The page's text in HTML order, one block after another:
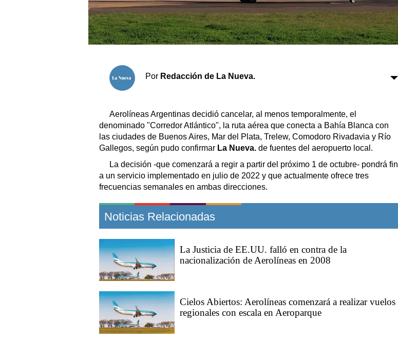
El tiempo
Cartón Lleno
Fúnebres
Horóscopo
Suplementos
Transportes
Loterías
Datos Útiles
Edictos
Teléfonos de urgencia
Por Redacción de La Nueva.
Aerolíneas Argentinas decidió cancelar, al menos temporalmente, el
denominado "Corredor Atlántico", la ruta aérea que conecta a Bahía Blanca con
las ciudades de Buenos Aires, Mar del Plata, Trelew, Comodoro Rivadavia y Río
Gallegos, según pudo confirmar La Nueva. de fuentes del aeropuerto local.
La decisión -que comenzará a regir a partir del próximo 1 de octubre- pondrá fin
a un servicio implementado en julio de 2022 y que actualmente ofrece tres
frecuencias semanales en ambas direcciones.
Noticias Relacionadas
La Justicia de EE.UU. falló en contra de la
nacionalización de Aerolíneas en 2008
Cielos Abiertos: Aerolíneas comenzará a realizar vuelos
regionales con escala en Aeroparque